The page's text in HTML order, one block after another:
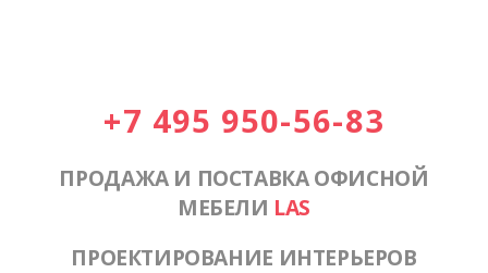
+7 495 950-56-83
ПРОДАЖА И ПОСТАВКА ОФИСНОЙ
МЕБЕЛИ LAS
ПРОЕКТИРОВАНИЕ ИНТЕРЬЕРОВ